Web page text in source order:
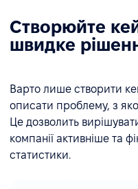
Створюйте
швидке
Варто лише створити
описати проблему, з
Це дозволить
компанії активніше та
статистики.